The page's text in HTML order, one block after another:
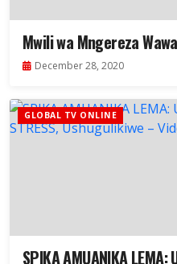
Mwili wa Mngereza
December 28, 2020
GLOBAL TV ONLINE
SPIKA AMUANIKA